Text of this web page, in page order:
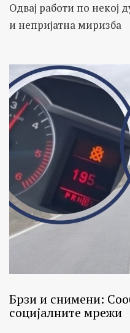
Одвај работи по некој
и непријатна миризба
Брзи и снимени:
социјалните мрежи